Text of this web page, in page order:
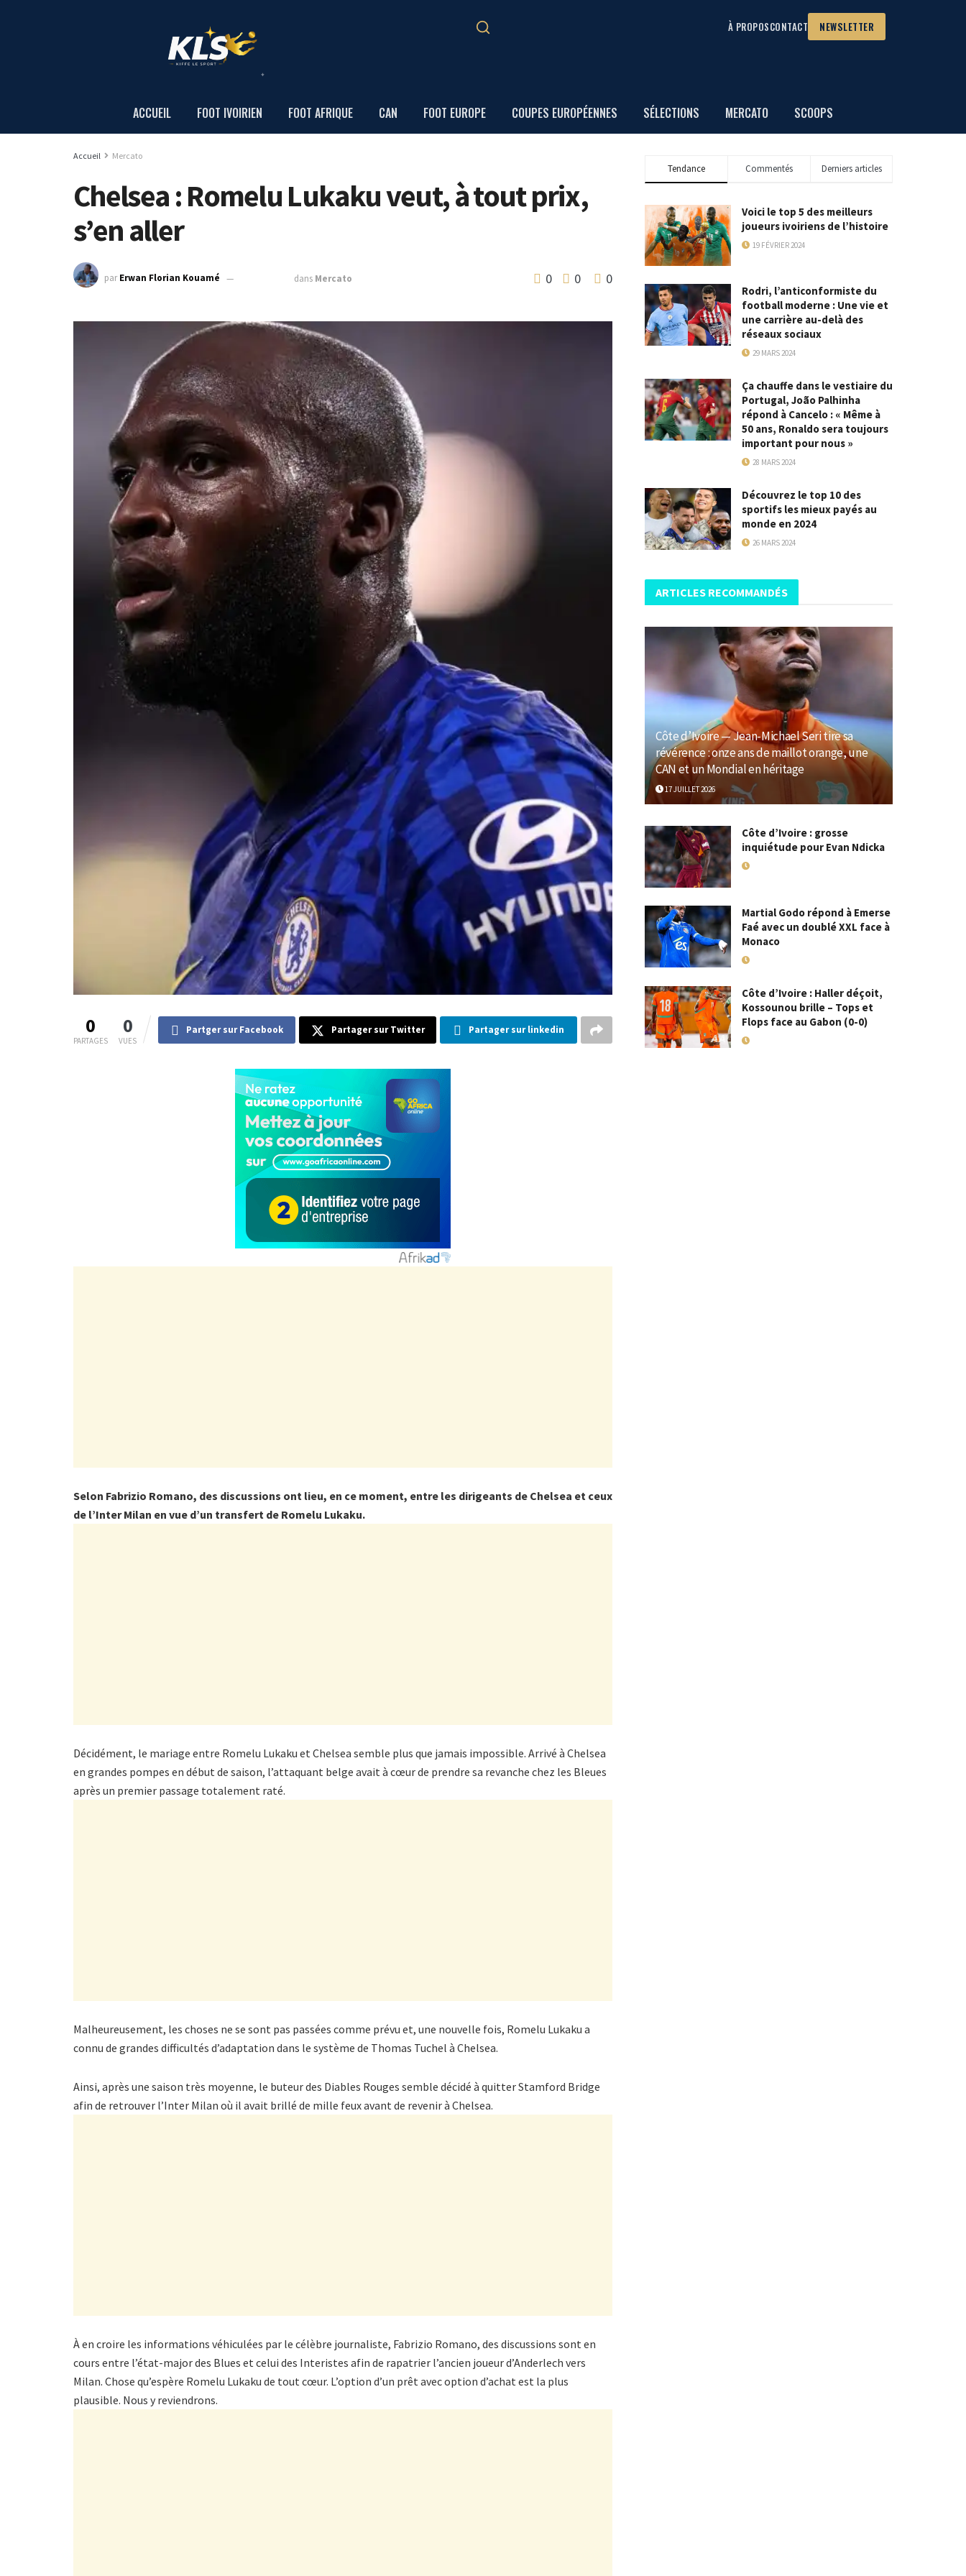
À PROPOSCONTACT NEWSLETTER
ACCUEIL FOOT IVOIRIEN FOOT AFRIQUE CAN FOOT EUROPE COUPES EUROPÉENNES SÉLECTIONS MERCATO SCOOPS
Accueil Mercato
Chelsea : Romelu Lukaku veut, à tout prix,
s’en aller
par Erwan Florian Kouamé dans Mercato 0 0 0
0
PARTAGES
0
VUES
Partger sur Facebook Partager sur Twitter Partager sur linkedin
Selon Fabrizio Romano, des discussions ont lieu, en ce moment, entre les dirigeants de Chelsea et ceux
de l’Inter Milan en vue d’un transfert de Romelu Lukaku.
Décidément, le mariage entre Romelu Lukaku et Chelsea semble plus que jamais impossible. Arrivé à Chelsea
en grandes pompes en début de saison, l’attaquant belge avait à cœur de prendre sa revanche chez les Bleues
après un premier passage totalement raté.
Malheureusement, les choses ne se sont pas passées comme prévu et, une nouvelle fois, Romelu Lukaku a
connu de grandes difficultés d’adaptation dans le système de Thomas Tuchel à Chelsea.
Ainsi, après une saison très moyenne, le buteur des Diables Rouges semble décidé à quitter Stamford Bridge
afin de retrouver l’Inter Milan où il avait brillé de mille feux avant de revenir à Chelsea.
À en croire les informations véhiculées par le célèbre journaliste, Fabrizio Romano, des discussions sont en
cours entre l’état-major des Blues et celui des Interistes afin de rapatrier l’ancien joueur d’Anderlech vers
Milan. Chose qu’espère Romelu Lukaku de tout cœur. L’option d’un prêt avec option d’achat est la plus
plausible. Nous y reviendrons.
Tendance Commentés Derniers articles
Voici le top 5 des meilleurs
joueurs ivoiriens de l’histoire
19 FÉVRIER 2024
Rodri, l’anticonformiste du
football moderne : Une vie et
une carrière au-delà des
réseaux sociaux
29 MARS 2024
Ça chauffe dans le vestiaire du
Portugal, João Palhinha
répond à Cancelo : « Même à
50 ans, Ronaldo sera toujours
important pour nous »
28 MARS 2024
Découvrez le top 10 des
sportifs les mieux payés au
monde en 2024
26 MARS 2024
ARTICLES RECOMMANDÉS
Côte d’Ivoire — Jean-Michael Seri tire sa
révérence : onze ans de maillot orange, une
CAN et un Mondial en héritage
17 JUILLET 2026
Côte d’Ivoire : grosse
inquiétude pour Evan Ndicka
Martial Godo répond à Emerse
Faé avec un doublé XXL face à
Monaco
Côte d’Ivoire : Haller déçoit,
Kossounou brille – Tops et
Flops face au Gabon (0-0)